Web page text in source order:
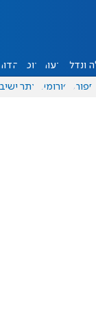
ונדל"ן דעות אוכל יהדות
ספורט פורומים אתר